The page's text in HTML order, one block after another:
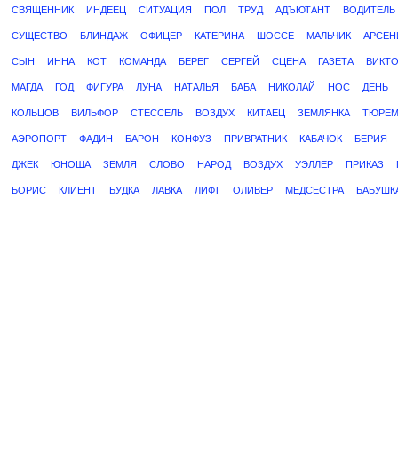
СВЯЩЕННИК ИНДЕЕЦ СИТУАЦИЯ ПОЛ ТРУД АДЪЮТАНТ ВОДИТЕЛЬ
СУЩЕСТВО БЛИНДАЖ ОФИЦЕР КАТЕРИНА ШОССЕ МАЛЬЧИК
СЫН ИННА КОТ КОМАНДА БЕРЕГ СЕРГЕЙ СЦЕНА ГАЗЕТА
МАГДА ГОД ФИГУРА ЛУНА НАТАЛЬЯ БАБА НИКОЛАЙ НОС ДЕНЬ
КОЛЬЦОВ ВИЛЬФОР СТЕССЕЛЬ ВОЗДУХ КИТАЕЦ ЗЕМЛЯНКА
АЭРОПОРТ ФАДИН БАРОН КОНФУЗ ПРИВРАТНИК КАБАЧОК БЕРИЯ
ДЖЕК ЮНОША ЗЕМЛЯ СЛОВО НАРОД ВОЗДУХ УЭЛЛЕР ПРИКАЗ
БОРИС КЛИЕНТ БУДКА ЛАВКА ЛИФТ ОЛИВЕР МЕДСЕСТРА